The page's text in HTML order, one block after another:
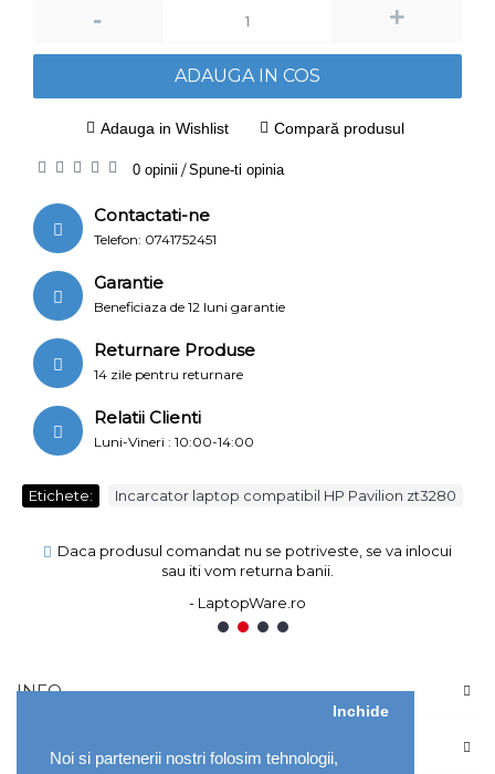
Noi si partenerii nostri folosim tehnologii,
Inchide
- +
ADAUGA IN COS
Adauga in Wishlist Compară produsul
0 opinii /Spune-ti opinia
Contactati-ne
Telefon: 0741752451
Garantie
Beneficiaza de 12 luni garantie
Returnare Produse
14 zile pentru returnare
Relatii Clienti
Luni-Vineri : 10:00-14:00
Etichete: Incarcator laptop compatibil HP Pavilion zt3280
Daca produsul comandat nu se potriveste, se va inlocui
sau iti vom returna banii.
- LaptopWare.ro
1
2 3 4
INFO
CONT